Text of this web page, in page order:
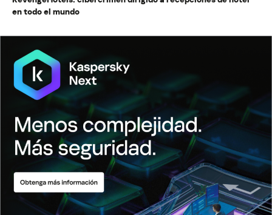
en todo el mundo